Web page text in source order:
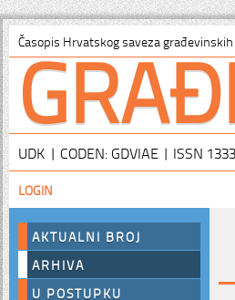
Časopis Hrvatskog saveza
UDK | CODEN: GDVIAE | ISSN
LOGIN
AKTUALNI BROJ
ARHIVA
U POSTUPKU